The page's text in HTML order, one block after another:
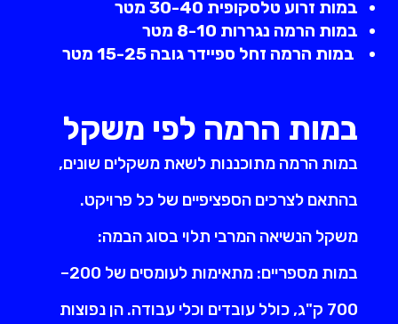
במות זרוע טלסקופית 30-40 מטר
במות הרמה נגררות 8-10 מטר
במות הרמה זחל ספיידר גובה 15-25 מטר
במות הרמה לפי משקל
במות הרמה מתוכננות לשאת משקלים שונים,
בהתאם לצרכים הספציפיים של כל פרויקט.
משקל הנשיאה המרבי תלוי בסוג הבמה:
במות מספריים: מתאימות לעומסים של 200–
700 ק"ג, כולל עובדים וכלי עבודה. הן נפוצות